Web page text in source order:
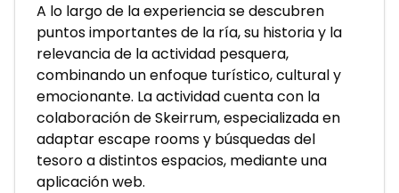
A lo largo de la experiencia se descubren
puntos importantes de la ría, su historia y la
relevancia de la actividad pesquera,
combinando un enfoque turístico, cultural y
emocionante. La actividad cuenta con la
colaboración de Skeirrum, especializada en
adaptar escape rooms y búsquedas del
tesoro a distintos espacios, mediante una
aplicación web.